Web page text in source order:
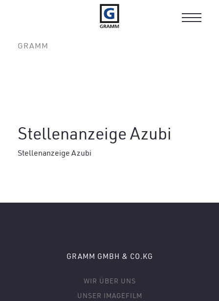
Toggle
GRAMM
Stellenanzeige Azubi
Stellenanzeige Azubi
GRAMM GMBH & CO.KG
WIR ÜBER UNS
UNSER IMAGEFILM